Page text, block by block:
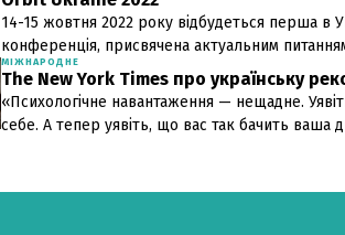
14-15 жовтня 2022 року відбудеться перша в
конференція, присвячена актуальним питанням
МІЖНАРОДНЕ
The New York Times про українську
«Психологічне навантаження — нещадне.
себе. А тепер уявіть, що вас так бачить